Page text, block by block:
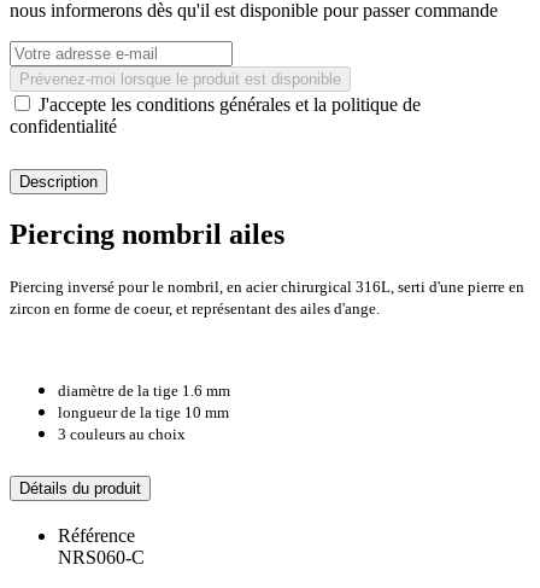
nous informerons dès qu'il est disponible pour passer commande
Prévenez-moi lorsque le produit est disponible
J'accepte les conditions générales et la politique de
confidentialité
Description
Piercing nombril ailes
Piercing inversé pour le nombril, en acier chirurgical 316L, serti d'une pierre en
zircon en forme de coeur, et représentant des ailes d'ange.
diamètre de la tige 1.6 mm
longueur de la tige 10 mm
3 couleurs au choix
Détails du produit
Référence
NRS060-C